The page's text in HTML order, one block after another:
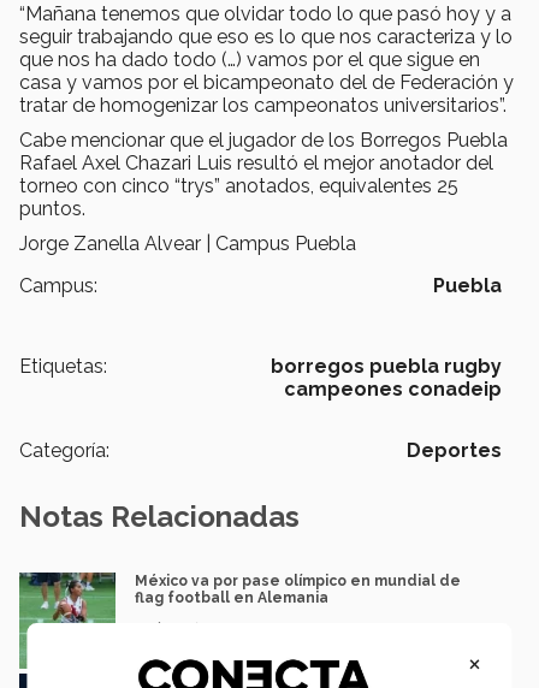
“Mañana tenemos que olvidar todo lo que pasó hoy y a
seguir trabajando que eso es lo que nos caracteriza y lo
que nos ha dado todo (…) vamos por el que sigue en
casa y vamos por el bicampeonato del de Federación y
tratar de homogenizar los campeonatos universitarios”.
Cabe mencionar que el jugador de los Borregos Puebla
Rafael Axel Chazari Luis resultó el mejor anotador del
torneo con cinco “trys” anotados, equivalentes 25
puntos.
Jorge Zanella Alvear | Campus Puebla
Campus:
Puebla
Etiquetas:
borregos puebla rugby
campeones conadeip
Categoría: Deportes
Notas Relacionadas
México va por pase olímpico en mundial de
flag football en Alemania
José Longino Torres
Borregos CCM van por el campeonato en liga
×